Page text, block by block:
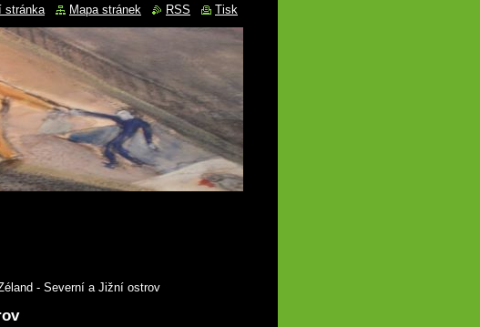
- Severní a Jižní ostrov
stránka Mapa stránek RSS Tisk